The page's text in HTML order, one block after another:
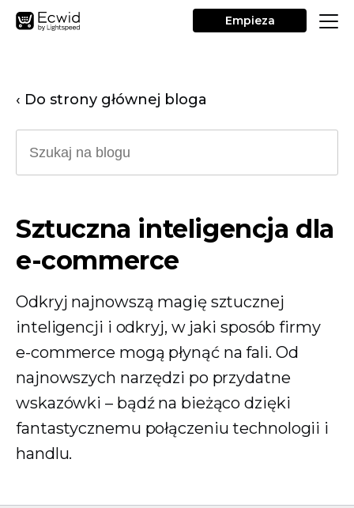
Empieza
‹ Do strony głównej bloga
Sztuczna inteligencja dla
e-commerce
Odkryj najnowszą magię sztucznej
inteligencji i odkryj, w jaki sposób firmy
e-commerce mogą płynąć na fali. Od
najnowszych narzędzi po przydatne
wskazówki – bądź na bieżąco dzięki
fantastycznemu połączeniu technologii i
handlu.